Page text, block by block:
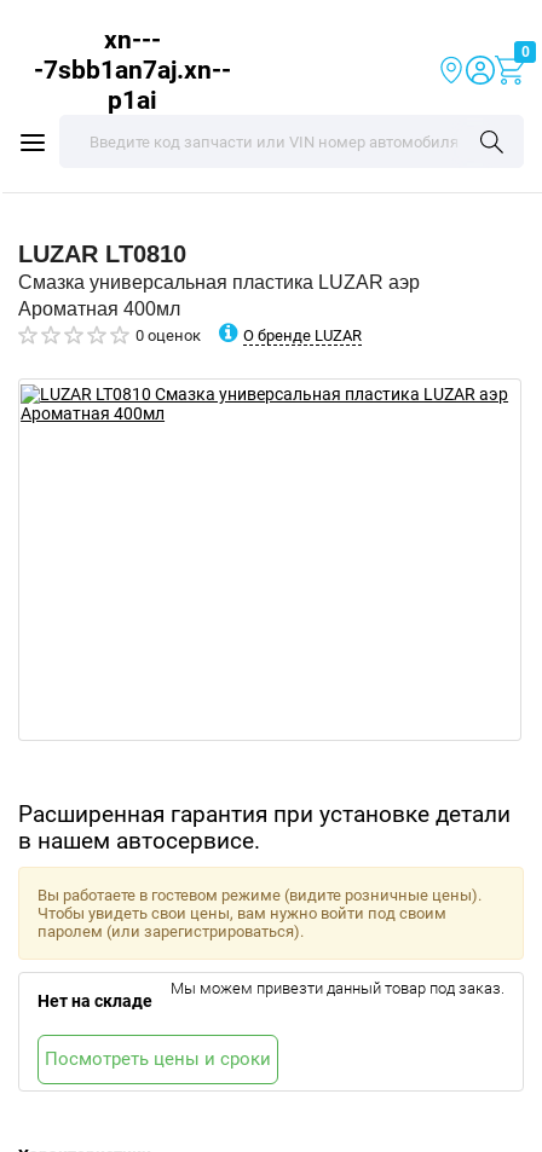
xn---
-7sbb1an7aj.xn--
p1ai
0
LUZAR LT0810
Смазка универсальная пластика LUZAR аэр
Ароматная 400мл
0 оценок О бренде LUZAR
Расширенная гарантия при установке детали
в нашем автосервисе.
Вы работаете в гостевом режиме (видите розничные цены).
Чтобы увидеть свои цены, вам нужно войти под своим
паролем (или зарегистрироваться).
Нет на складе
Мы можем привезти данный товар под заказ.
Посмотреть цены и сроки